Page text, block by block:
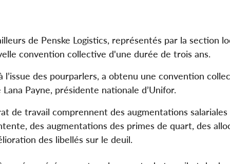
de Penske Logistics, représentés par la section
convention collective d'une durée de trois ans.
des pourparlers, a obtenu une convention
Payne, présidente nationale d’Unifor.
de travail comprennent des augmentations salariales
des augmentations des primes de quart, des
des libellés sur le deuil.